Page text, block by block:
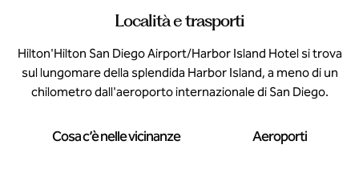
Località e trasporti
Hilton'Hilton San Diego Airport/Harbor Island Hotel si trova
sul lungomare della splendida Harbor Island, a meno di un
chilometro dall'aeroporto internazionale di San Diego.
Cosa c’è nelle vicinanze Aeroporti